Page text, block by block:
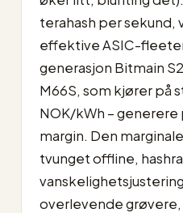
terahash per sekund,
effektive ASIC-
generasjon Bitmain
M66S, som kjører på
NOK/kWh –
margin. Den
tvunget offline,
overlevende